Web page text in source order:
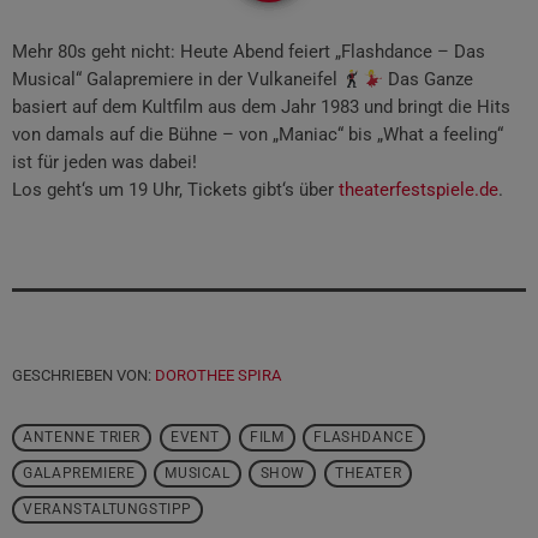
Mehr 80s geht nicht: Heute Abend feiert „Flashdance – Das
Musical“ Galapremiere in der Vulkaneifel
Das Ganze
basiert auf dem Kultfilm aus dem Jahr 1983 und bringt die Hits
von damals auf die Bühne – von „Maniac“ bis „What a feeling“
ist für jeden was dabei!
Los geht‘s um 19 Uhr, Tickets gibt‘s über theaterfestspiele.de.
GESCHRIEBEN VON: DOROTHEE SPIRA
ANTENNE TRIER EVENT FILM FLASHDANCE
GALAPREMIERE MUSICAL SHOW THEATER
VERANSTALTUNGSTIPP